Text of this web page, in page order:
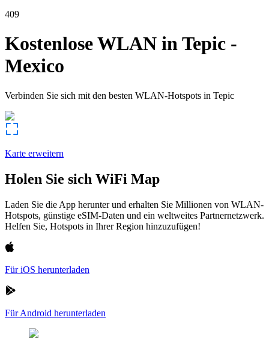
409
Kostenlose WLAN inTepic -
Mexico
Verbinden Sie sich mit den besten WLAN-Hotspots in Tepic
Karte erweitern
Holen Sie sich WiFi Map
Laden Sie die App herunter und erhalten Sie Millionen von WLAN-
Hotspots, günstige eSIM-Daten und ein weltweites Partnernetzwerk.
Helfen Sie, Hotspots in Ihrer Region hinzuzufügen!
Für iOS herunterladen
Für Android herunterladen